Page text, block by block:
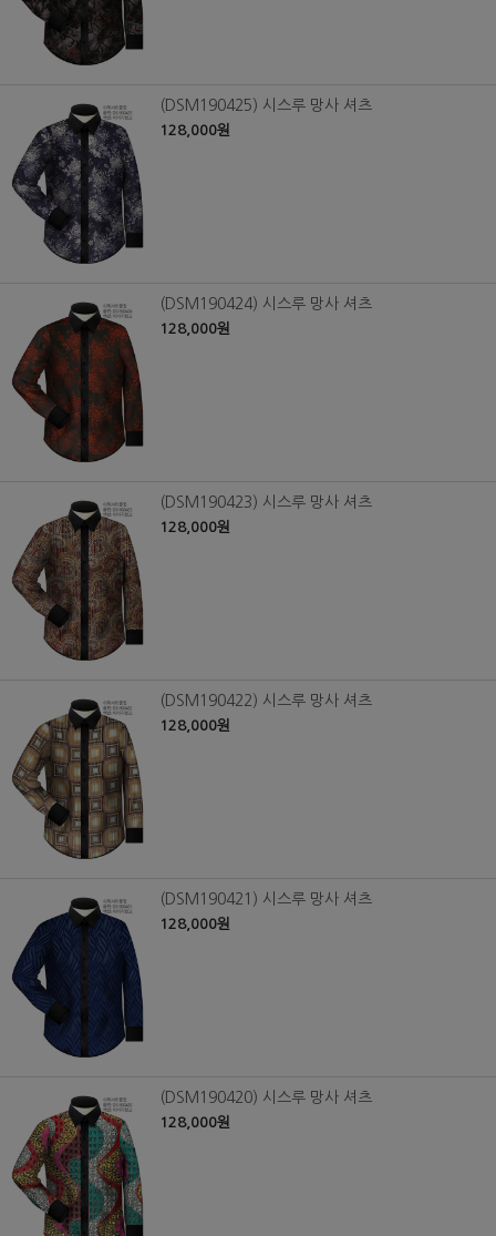
(DSM190425) 시스루 망사 셔츠
128,000원
(DSM190424) 시스루 망사 셔츠
128,000원
(DSM190423) 시스루 망사 셔츠
128,000원
(DSM190422) 시스루 망사 셔츠
128,000원
(DSM190421) 시스루 망사 셔츠
128,000원
(DSM190420) 시스루 망사 셔츠
128,000원